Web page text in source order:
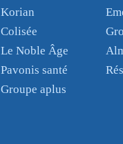
Korian
Colisée
Le Noble Âge
Pavonis santé
Groupe aplus